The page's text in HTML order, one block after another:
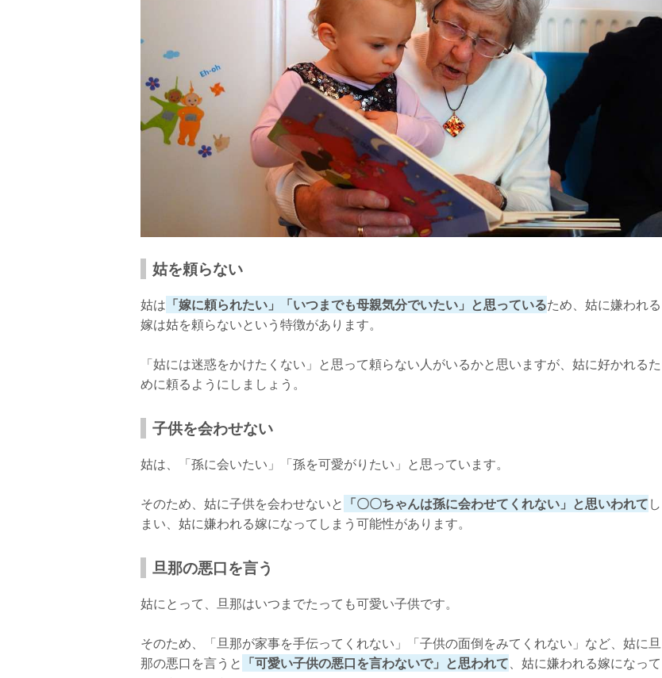
姑を頼らない
姑は 「嫁に頼られたい」「いつまでも母親気分でいたい」と思っているため、姑に嫌われる
嫁は姑を頼らないという特徴があります。
「姑には迷惑をかけたくない」と思って頼らない人がいるかと思いますが、姑に好かれるた
めに頼るようにしましょう。
子供を会わせない
姑は、「孫に会いたい」「孫を可愛がりたい」と思っています。
そのため、姑に子供を会わせないと 「〇〇ちゃんは孫に会わせてくれない」と思いわれてし
まい、姑に嫌われる嫁になってしまう可能性があります。
旦那の悪口を言う
姑にとって、旦那はいつまでたっても可愛い子供です。
そのため、「旦那が家事を手伝ってくれない」「子供の面倒をみてくれない」など、姑に旦
那の悪口を言うと 「可愛い子供の悪口を言わないで」と思われて、姑に嫌われる嫁になって